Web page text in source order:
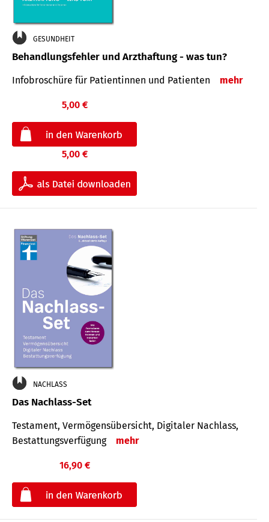
GESUNDHEIT
Behandlungsfehler und Arzthaftung - was tun?
Infobroschüre für Patientinnen und Patienten mehr
5,00 €
5,00 €
NACHLASS
Das Nachlass-Set
Testament, Vermögens­übersicht, Digitaler Nach­lass,
Bestat­tungs­ver­fügung
mehr
16,90 €